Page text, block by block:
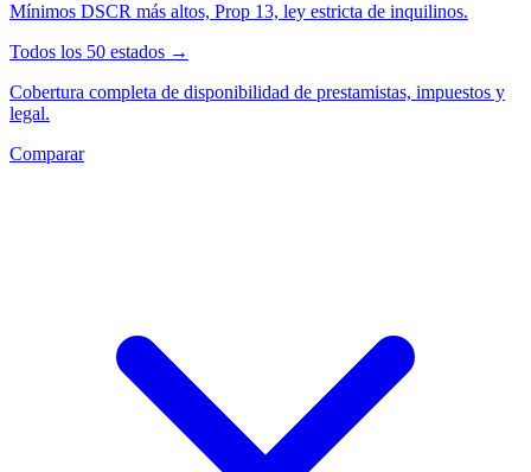
Mínimos DSCR más altos, Prop 13, ley estricta de inquilinos.
Todos los 50 estados →
Cobertura completa de disponibilidad de prestamistas, impuestos y
legal.
Comparar